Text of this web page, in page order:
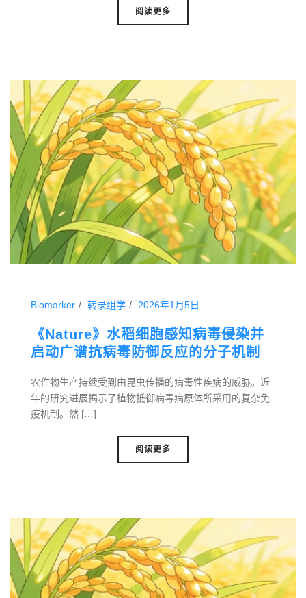
阅读更多
Biomarker 转录组学 2026年1月5日
《Nature》水稻细胞感知病毒侵染并
启动广谱抗病毒防御反应的分子机制
农作物生产持续受到由昆虫传播的病毒性疾病的威胁。近
年的研究进展揭示了植物抵御病毒病原体所采用的复杂免
疫机制。然 […]
阅读更多